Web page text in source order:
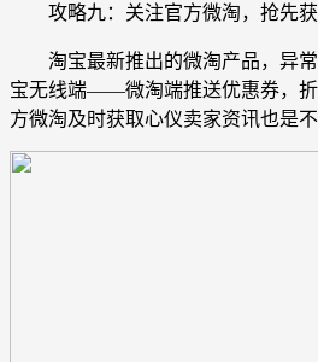
攻略九：关注官方微淘，抢先获
淘宝最新推出的微淘产品，异常
宝无线端——微淘端推送优惠券，
方微淘及时获取心仪卖家资讯也是不